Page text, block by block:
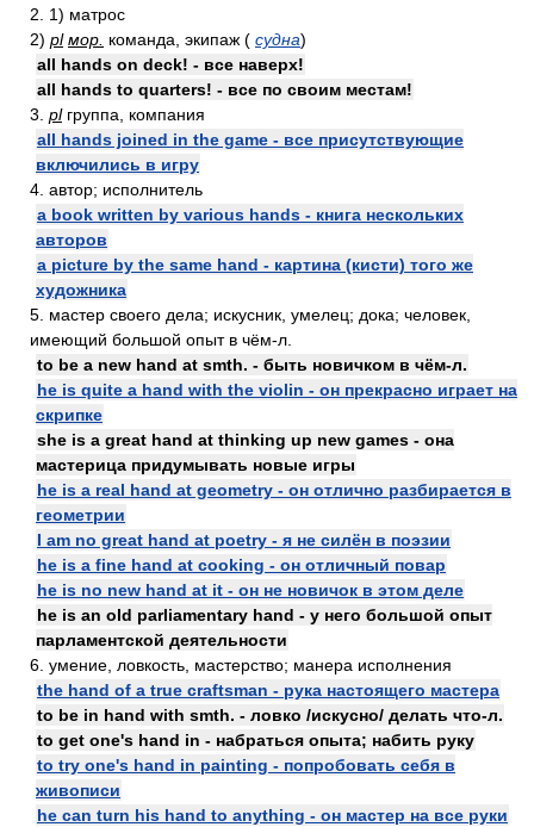
2. 1) матрос
2) pl мор. команда, экипаж ( судна)
all hands on deck! - все наверх!
all hands to quarters! - все по своим местам!
3. plгруппа, компания
all hands joined in the game - все присутствующие
включились в игру
4. автор; исполнитель
a book written by various hands - книга нескольких
авторов
a picture by the same hand - картина (кисти) того же
художника
5. мастер своего дела; искусник, умелец; дока; человек,
имеющий большой опыт в чём-л.
to be a new hand at smth. - быть новичком в чём-л.
he is quite a hand with the violin - он прекрасно играет на
скрипке
she is a great hand at thinking up new games - она
мастерица придумывать новые игры
he is a real hand at geometry - он отлично разбирается в
геометрии
I am no great hand at poetry - я не силён в поэзии
he is a fine hand at cooking - он отличный повар
he is no new hand at it - он не новичок в этом деле
he is an old parliamentary hand - у него большой опыт
парламентской деятельности
6. умение, ловкость, мастерство; манера исполнения
the hand of a true craftsman - рука настоящего мастера
to be in hand with smth. - ловко /искусно/ делать что-л.
to get one's hand in - набраться опыта; набить руку
to try one's hand in painting - попробовать себя в
живописи
he can turn his hand to anything - он мастер на все руки